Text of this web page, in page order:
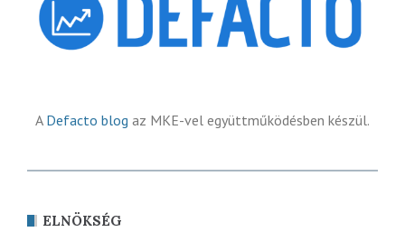
A Defacto blog az MKE-vel együttműködésben készül.
ELNÖKSÉG